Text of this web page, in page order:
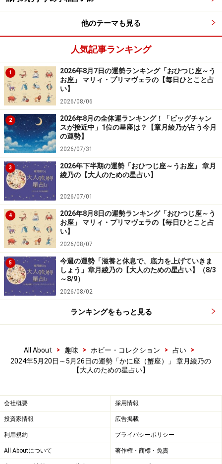
他のテーマも見る
人気記事ランキング
1
2026年8月7日の運勢ランキング「おひつじ座～う
お座」 マリィ・プリマヴェラの【毎日ひとこと占
い】
2026/08/06
2
2026年8月の全体運ランキング！「ビッグチャン
スが接近中」1位の星座は？【章月綾乃が占う今月
の運勢】
2026/07/31
3
2026年下半期の運勢「おひつじ座～うお座」 章月
綾乃の【大人のための星占い】
2026/07/01
4
2026年8月8日の運勢ランキング「おひつじ座～う
お座」 マリィ・プリマヴェラの【毎日ひとこと占
い】
2026/08/07
5
今週の運勢「滋養と休息で、底力を上げていきま
しょう」章月綾乃の【大人のための星占い】（8/3
～8/9）
2026/08/02
ランキングをもっと見る
All About > 趣味 > ホビー・コレクション > 占い
>
2024年5月20日～5月26日の運勢「かに座（蟹座）」 章月綾乃の
【大人のための星占い】
会社概要 採用情報
投資家情報 広告掲載
利用規約 プライバシーポリシー
All Aboutについて 著作権・商標・免責